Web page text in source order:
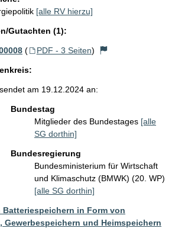
[alle RV hierzu]
Gutachten (1):
( PDF - 3 Seiten)
am 19.12.2024 an:
Bundestag
Mitglieder des Bundestages [alle
SG dorthin]
Bundesregierung
Bundesministerium für Wirtschaft
und Klimaschutz (BMWK) (20. WP)
[alle SG dorthin]
Batteriespeichern in Form von
Gewerbespeichern und Heimspeichern